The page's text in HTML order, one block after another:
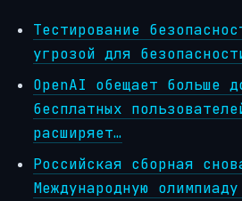
Тестирование
угрозой для
OpenAI обещает больше
бесплатных
расширяет…
Российская сборная
Международную